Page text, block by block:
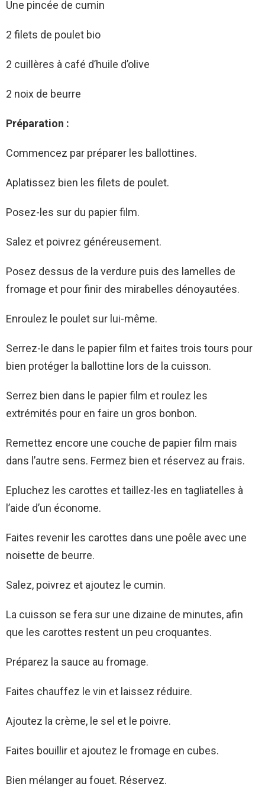
Une pincée de cumin
2 filets de poulet bio
2 cuillères à café d’huile d’olive
2 noix de beurre
Préparation :
Commencez par préparer les ballottines.
Aplatissez bien les filets de poulet.
Posez-les sur du papier film.
Salez et poivrez généreusement.
Posez dessus de la verdure puis des lamelles de
fromage et pour finir des mirabelles dénoyautées.
Enroulez le poulet sur lui-même.
Serrez-le dans le papier film et faites trois tours pour
bien protéger la ballottine lors de la cuisson.
Serrez bien dans le papier film et roulez les
extrémités pour en faire un gros bonbon.
Remettez encore une couche de papier film mais
dans l’autre sens. Fermez bien et réservez au frais.
Epluchez les carottes et taillez-les en tagliatelles à
l’aide d’un économe.
Faites revenir les carottes dans une poêle avec une
noisette de beurre.
Salez, poivrez et ajoutez le cumin.
La cuisson se fera sur une dizaine de minutes, afin
que les carottes restent un peu croquantes.
Préparez la sauce au fromage.
Faites chauffez le vin et laissez réduire.
Ajoutez la crème, le sel et le poivre.
Faites bouillir et ajoutez le fromage en cubes.
Bien mélanger au fouet. Réservez.